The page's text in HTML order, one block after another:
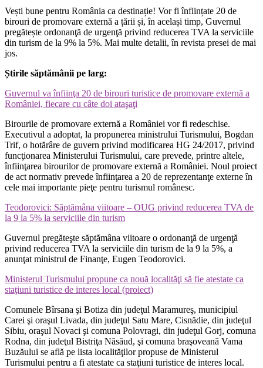
Vești bune pentru România ca destinație! Vor fi înființate 20 de
birouri de promovare externă a țării și, în același timp, Guvernul
pregătește ordonanţă de urgenţă privind reducerea TVA la serviciile
din turism de la 9% la 5%. Mai multe detalii, în revista presei de mai
jos.
Știrile săptămânii pe larg:
Guvernul va înfiinţa 20 de birouri turistice de promovare externă a
României, fiecare cu câte doi ataşaţi
Birourile de promovare externă a României vor fi redeschise.
Executivul a adoptat, la propunerea ministrului Turismului, Bogdan
Trif, o hotărâre de guvern privind modificarea HG 24/2017, privind
funcţionarea Ministerului Turismului, care prevede, printre altele,
înfiinţarea birourilor de promovare externă a României. Noul proiect
de act normativ prevede înfiinţarea a 20 de reprezentanţe externe în
cele mai importante pieţe pentru turismul românesc.
Teodorovici: Săptămâna viitoare – OUG privind reducerea TVA de
la 9 la 5% la serviciile din turism
Guvernul pregăteşte săptămâna viitoare o ordonanţă de urgenţă
privind reducerea TVA la serviciile din turism de la 9 la 5%, a
anunţat ministrul de Finanţe, Eugen Teodorovici.
Ministerul Turismului propune ca nouă localităţi să fie atestate ca
staţiuni turistice de interes local (proiect)
Comunele Bîrsana şi Botiza din judeţul Maramureş, municipiul
Carei şi oraşul Livada, din judeţul Satu Mare, Cisnădie, din judeţul
Sibiu, oraşul Novaci şi comuna Polovragi, din judeţul Gorj, comuna
Rodna, din judeţul Bistriţa Năsăud, şi comuna braşoveană Vama
Buzăului se află pe lista localităţilor propuse de Ministerul
Turismului pentru a fi atestate ca staţiuni turistice de interes local.